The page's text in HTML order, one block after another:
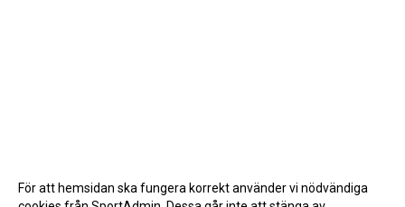
För att hemsidan ska fungera korrekt använder vi nödvändiga